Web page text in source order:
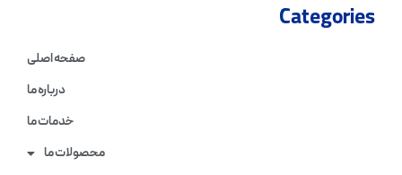
Categories
صفحه اصلی
درباره ما
خدمات ما
محصولات ما